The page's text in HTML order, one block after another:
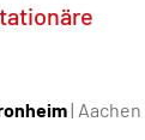
| Aachen